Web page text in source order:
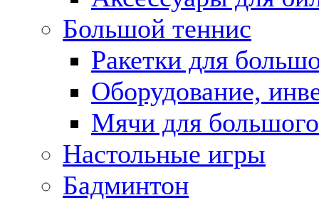
Большой теннис
Ракетки для
Оборудование,
Мячи для
Настольные игры
Бадминтон